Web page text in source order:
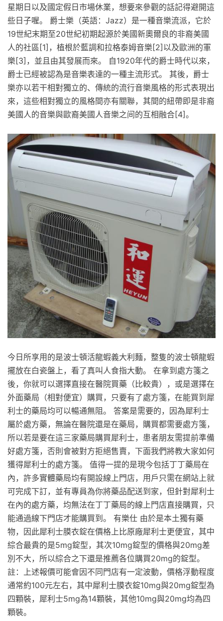
星期日以及國定假日市場休業，想要來參觀的話記得避開這
些日子喔。 爵士樂（英語：Jazz）是一種音樂流派，它於
19世紀末期至20世紀初期起源於美國新奧爾良的非裔美國
人的社區[1]，植根於藍調和拉格泰姆音樂[2]以及歐洲的軍
樂[3]，並且由其發展而來。 自1920年代的爵士時代以來，
爵士已經被認為是音樂表達的一種主流形式。 其後，爵士
樂亦以若干相對獨立的、傳統的流行音樂風格的形式表現出
來，這些相對獨立的風格間亦有關聯，其間的紐帶即是非裔
美國人的音樂與歐裔美國人音樂之间的互相融合[4]。
今日所享用的是波士頓活龍蝦義大利麵，整隻的波士頓龍蝦
擺放在白瓷盤上，看了真叫人食指大動。 在拿到處方箋之
後，你就可以選擇直接在醫院買藥（比較貴），或是選擇在
外面藥局（相對便宜）購買，只要有了處方箋，在能買到犀
利士的藥局均可以暢通無阻。 答案是需要的，因為犀利士
屬於處方藥，無論在醫院還是在藥局，購買都需要處方箋，
所以若是要在這三家藥局購買犀利士，患者朋友需提前準備
好處方箋，否則會被對方拒絕售賣，下面我們將教大家如何
獲得犀利士的處方箋。 值得一提的是現今包括丁丁藥局在
內，許多實體藥局均有開設線上門店，用戶只需在網站上就
可完成下訂，並有專員為你將藥品配送到家，但針對犀利士
在內的處方藥，均無法在丁丁藥局的線上門店直接購買，只
能通過線下門店才能購買到。 有樂仕 由於是本土獨有藥
物，因此犀利士膜衣錠在價格上比原廠犀利士更便宜，其中
綜合最貴的是5mg錠型，其次10mg錠型的價格與20mg差
別不大，所以綜合之下還是推薦各位購買20mg的錠型。
註：上述報價可能會因不同門店有一定波動，價格浮動程度
通常約100元左右，其中犀利士膜衣錠10mg與20mg錠型為
四顆裝，犀利士5mg為14顆裝，其他10mg與20mg均為四
顆裝。